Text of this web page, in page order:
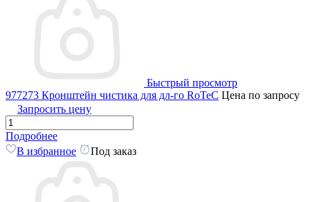
Быстрый просмотр
977273 Кронштейн чистика для дл-го RoTeC Цена по запросу
Запросить цену
Подробнее
В избранное
Под заказ